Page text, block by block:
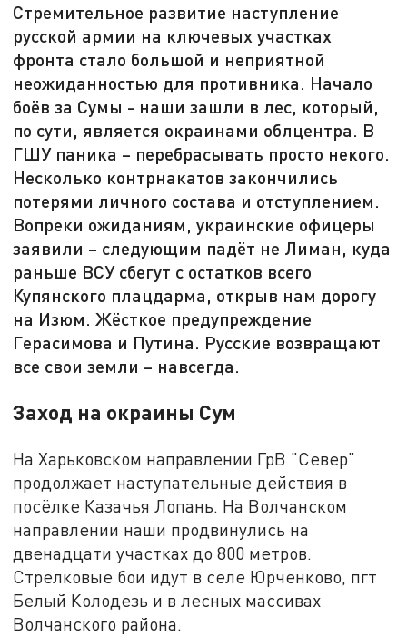
Стремительное развитие наступление
русской армии на ключевых участках
фронта стало большой и неприятной
неожиданностью для противника. Начало
боёв за Сумы - наши зашли в лес, который,
по сути, является окраинами облцентра. В
ГШУ паника – перебрасывать просто некого.
Несколько контрнакатов закончились
потерями личного состава и отступлением.
Вопреки ожиданиям, украинские офицеры
заявили – следующим падёт не Лиман, куда
раньше ВСУ сбегут с остатков всего
Купянского плацдарма, открыв нам дорогу
на Изюм. Жёсткое предупреждение
Герасимова и Путина. Русские возвращают
все свои земли – навсегда.
Заход на окраины Сум
На Харьковском направлении ГрВ "Север"
продолжает наступательные действия в
посёлке Казачья Лопань. На Волчанском
направлении наши продвинулись на
двенадцати участках до 800 метров.
Стрелковые бои идут в селе Юрченково, пгт
Белый Колодезь и в лесных массивах
Волчанского района.